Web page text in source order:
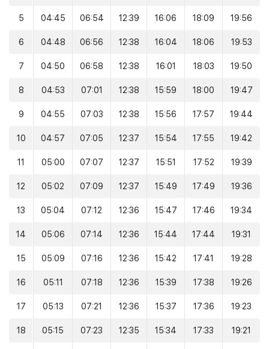
5 04:45 06:54 12:39 16:06 18:09 19:56
6 04:48 06:56 12:38 16:04 18:06 19:53
7 04:50 06:58 12:38 16:01 18:03 19:50
8 04:53 07:01 12:38 15:59 18:00 19:47
9 04:55 07:03 12:38 15:56 17:57 19:44
10 04:57 07:05 12:37 15:54 17:55 19:42
11 05:00 07:07 12:37 15:51 17:52 19:39
12 05:02 07:09 12:37 15:49 17:49 19:36
13 05:04 07:12 12:36 15:47 17:46 19:34
14 05:06 07:14 12:36 15:44 17:44 19:31
15 05:09 07:16 12:36 15:42 17:41 19:28
16 05:11 07:18 12:36 15:39 17:38 19:26
17 05:13 07:21 12:36 15:37 17:36 19:23
18 05:15 07:23 12:35 15:34 17:33 19:21